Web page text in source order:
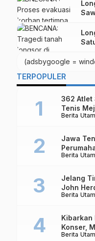
(adsbygoogle =
TERPOPULER
Berita
362 Atlet
Tenis
Kekuatan
Berita
Jawa
Triliun
Berita
Jelang
John
Berita
Kibarkan
Konser,
Masuk